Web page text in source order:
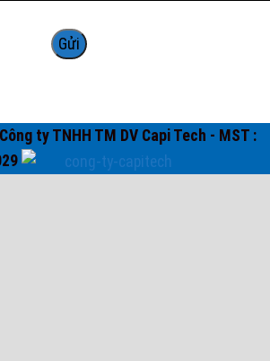
Công ty TNHH TM DV Capi Tech - MST :